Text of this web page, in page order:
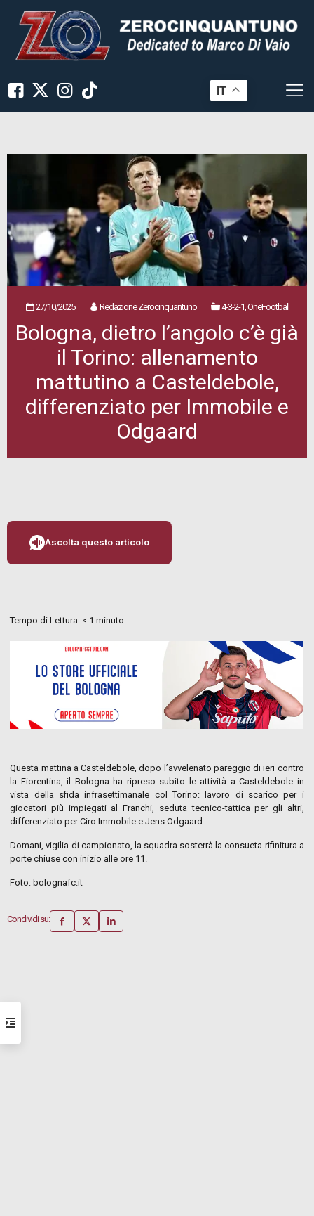
IT
27/10/2025 Redazione Zerocinquantuno 4-3-2-1, OneFootball
Bologna, dietro l’angolo c’è già
il Torino: allenamento
mattutino a Casteldebole,
differenziato per Immobile e
Odgaard
Ascolta questo articolo
Tempo di Lettura: < 1 minuto
Questa mattina a Casteldebole, dopo l’avvelenato pareggio di ieri contro
la Fiorentina, il Bologna ha ripreso subito le attività a Casteldebole in
vista della sfida infrasettimanale col Torino: lavoro di scarico per i
giocatori più impiegati al Franchi, seduta tecnico-tattica per gli altri,
differenziato per Ciro Immobile e Jens Odgaard.
Domani, vigilia di campionato, la squadra sosterrà la consueta rifinitura a
porte chiuse con inizio alle ore 11.
Foto: bolognafc.it
Condividi su: